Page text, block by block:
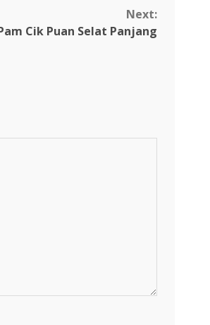
Next:
Cik Puan Selat Panjang